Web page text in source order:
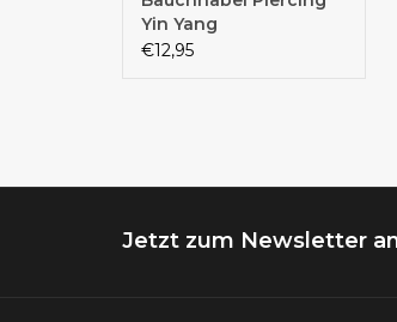
Yin Yang
€12,95
Jetzt zum Newsletter